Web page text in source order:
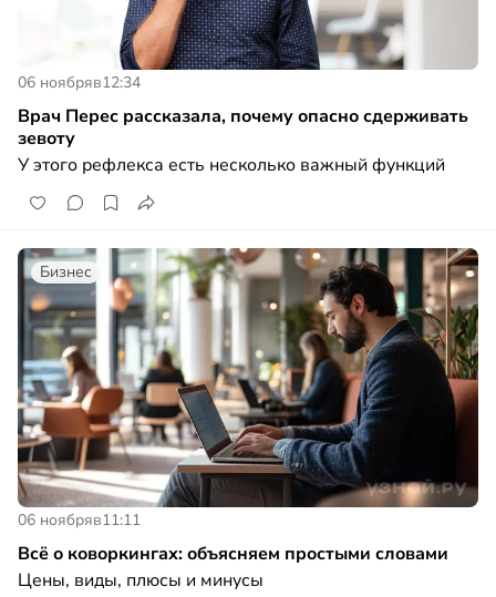
06 ноябряв12:34
Врач Перес рассказала, почему опасно сдерживать
зевоту
У этого рефлекса есть несколько важный функций
Бизнес
06 ноябряв11:11
Всё о коворкингах: объясняем простыми словами
Цены, виды, плюсы и минусы